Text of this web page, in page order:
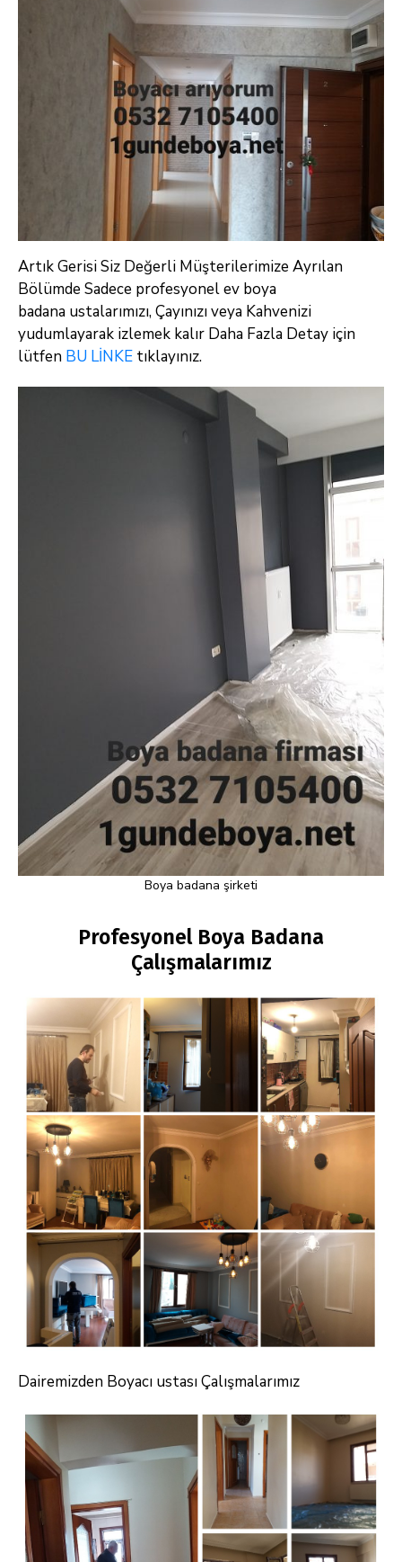
Artık Gerisi Siz Değerli Müşterilerimize Ayrılan
Bölümde Sadece profesyonel ev boya
badana ustalarımızı, Çayınızı veya Kahvenizi
yudumlayarak izlemek kalır Daha Fazla Detay için
lütfen BU LİNKE tıklayınız.
Boya badana şirketi
Profesyonel Boya Badana
Çalışmalarımız
Dairemizden Boyacı ustası Çalışmalarımız